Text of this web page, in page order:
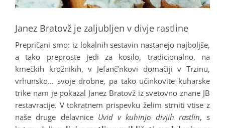
Janez Bratovž je zaljubljen v divje rastline
Prepričani smo: iz lokalnih sestavin nastanejo najboljše,
a tako preproste jedi za kosilo, tradicionalno, na
kmečkih krožnikih, v Jefanč’nkovi domačiji v Trzinu,
vrhunsko… svoje drobne, pa tako učinkovite kuharske
trike nam je pokazal Janez Bratovž iz svetovno znane JB
restavracije. V tokratnem prispevku želim strniti vtise z
naše druge delavnice Uvid v kuhinjo divjih rastlin, s